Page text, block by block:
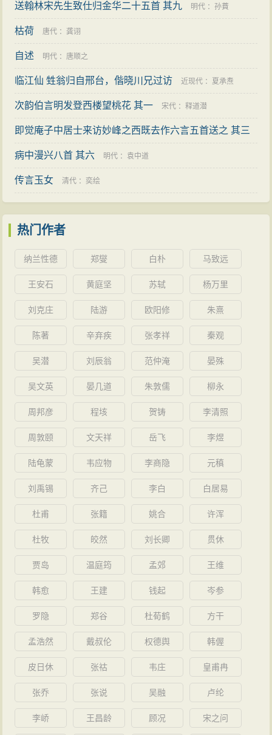
送翰林宋先生致仕归金华二十五首 其九 明代 ：孙蕡
枯荷 唐代 ： 龚诩
自述 明代 ： 唐顺之
临江仙 甡翁归自邢台，偕晓川兄过访 近现代 ： 夏承焘
次韵伯言明发登西楼望桃花 其一 宋代 ：释道潜
即觉庵子中居士来访妙峰之西既去作六言五首送之 其三
：释正觉
病中漫兴八首 其六 明代 ： 袁中道
传言玉女 清代 ：奕绘
热门作者
纳兰性德 郑燮 白朴 马致远
王安石 黄庭坚 苏轼 杨万里
刘克庄 陆游 欧阳修 朱熹
陈著 辛弃疾 张孝祥 秦观
吴潜 刘辰翁 范仲淹 晏殊
吴文英 晏几道 朱敦儒 柳永
周邦彦 程垓 贺铸 李清照
周敦颐 文天祥 岳飞 李煜
陆龟蒙 韦应物 李商隐 元稹
刘禹锡 齐己 李白 白居易
杜甫 张籍 姚合 许浑
杜牧 皎然 刘长卿 贯休
贾岛 温庭筠 孟郊 王维
韩愈 王建 钱起 岑参
罗隐 郑谷 杜荀鹤 方干
孟浩然 戴叔伦 权德舆 韩偓
皮日休 张祜 韦庄 皇甫冉
张乔 张说 吴融 卢纶
李峤 王昌龄 顾况 宋之问